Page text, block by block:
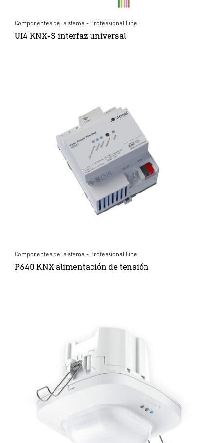
Componentes del sistema - Professional Line
UI4 KNX-S interfaz universal
Componentes del sistema - Professional Line
P640 KNX alimentación de tensión